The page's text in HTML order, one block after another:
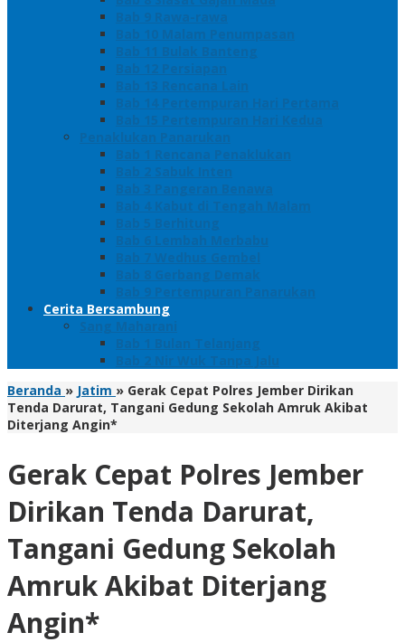
Bab 9 Rawa-rawa
Bab 10 Malam Penumpasan
Bab 11 Bulak Banteng
Bab 12 Persiapan
Bab 13 Rencana Lain
Bab 14 Pertempuran Hari Pertama
Bab 15 Pertempuran Hari Kedua
Penaklukan Panarukan
Bab 1 Rencana Penaklukan
Bab 2 Sabuk Inten
Bab 3 Pangeran Benawa
Bab 4 Kabut di Tengah Malam
Bab 5 Berhitung
Bab 6 Lembah Merbabu
Bab 7 Wedhus Gembel
Bab 8 Gerbang Demak
Bab 9 Pertempuran Panarukan
Cerita Bersambung
Sang Maharani
Bab 1 Bulan Telanjang
Bab 2 Nir Wuk Tanpa Jalu
Beranda » Jatim » Gerak Cepat Polres Jember Dirikan
Tenda Darurat, Tangani Gedung Sekolah Amruk Akibat
Diterjang Angin*
Gerak Cepat Polres Jember
Dirikan Tenda Darurat,
Tangani Gedung Sekolah
Amruk Akibat Diterjang
Angin*